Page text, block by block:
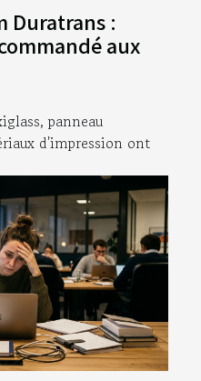
Duratrans :
aux
panneau
d'impression ont